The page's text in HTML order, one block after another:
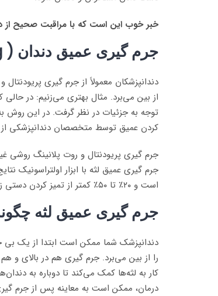
خبر خوب این است که با مراقبت صحیح از
جرم گیری عمیق دندان ( Root Planing ) چیست؟
دندانپزشکان معمولاً از جرم گیری پریودنتال
از بین می‌برد. مثال بهتری می‌زنیم: در
توجه به جزئیات در نظر گرفت. در این روش
کردن عمیق توسط متخصصان دندانپزشکی از
جرم گیری پریودنتال و روت پلانینگ روشی
جرم گیری عمیق لثه با ابزار اولتراسونیک
است و ۲۰٪ تا ۵۰٪ کمتر از تمیز کردن دستی زمان می‌برد.
جرم گیری عمیق لثه
دندانپزشک شما ممکن است ابتدا از یک
را از بین می‌برد. جرم گیری هم در بالای و
کار به لثه‌ها کمک می‌کند تا دوباره به
درمان، ممکن است به معاینه پس از جرم